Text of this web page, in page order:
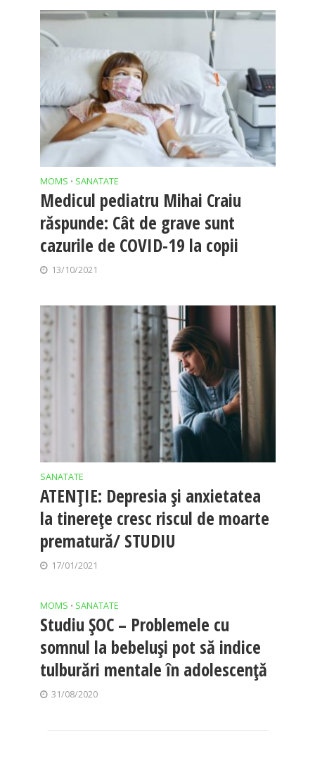
MOMS • SANATATE
Medicul pediatru Mihai Craiu
răspunde: Cât de grave sunt
cazurile de COVID-19 la copii
13/10/2021
SANATATE
ATENȚIE: Depresia și anxietatea
la tinerețe cresc riscul de moarte
prematură/ STUDIU
17/01/2021
MOMS • SANATATE
Studiu ȘOC – Problemele cu
somnul la bebeluși pot să indice
tulburări mentale în adolescență
31/08/2020